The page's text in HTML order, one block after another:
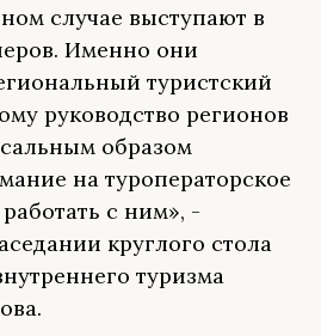
случае выступают в
Именно они
туристский
руководство регионов
образом
на туроператорское
с ним», -
круглого стола
туризма